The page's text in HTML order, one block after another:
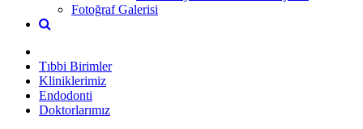
Fotoğraf Galerisi
Tıbbi Birimler
Kliniklerimiz
Endodonti
Doktorlarımız